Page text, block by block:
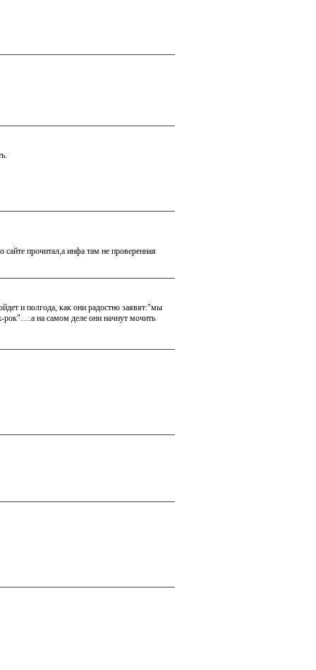
сайте прочитал,а инфа там не проверенная
и полгода, как они радостно заявят:"мы
рок"….а на самом деле они начнут мочить